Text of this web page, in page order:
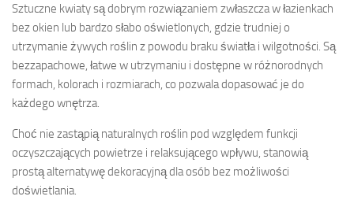
Sztuczne kwiaty są dobrym rozwiązaniem zwłaszcza w łazienkach
bez okien lub bardzo słabo oświetlonych, gdzie trudniej o
utrzymanie żywych roślin z powodu braku światła i wilgotności. Są
bezzapachowe, łatwe w utrzymaniu i dostępne w różnorodnych
formach, kolorach i rozmiarach, co pozwala dopasować je do
każdego wnętrza.
Choć nie zastąpią naturalnych roślin pod względem funkcji
oczyszczających powietrze i relaksującego wpływu, stanowią
prostą alternatywę dekoracyjną dla osób bez możliwości
doświetlania.